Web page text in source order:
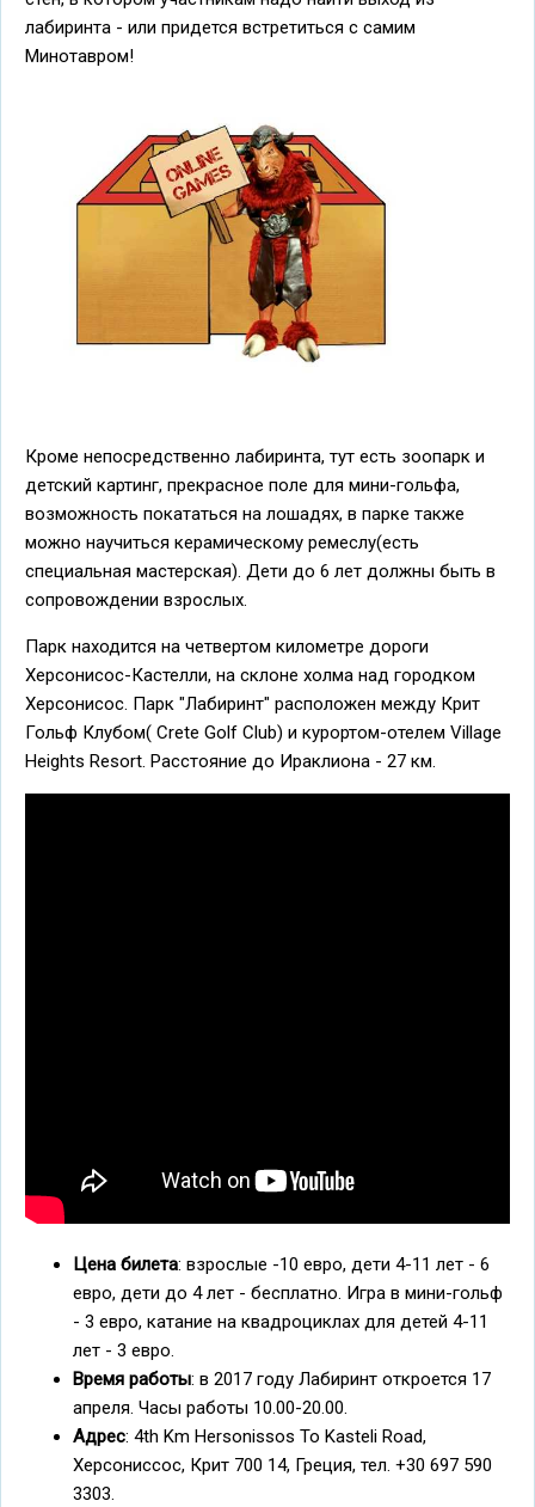
лабиринта - или придется встретиться с самим
Минотавром!
Кроме непосредственно лабиринта, тут есть зоопарк и
детский картинг, прекрасное поле для мини-гольфа,
возможность покататься на лошадях, в парке также
можно научиться керамическому ремеслу(есть
специальная мастерская). Дети до 6 лет должны быть в
сопровождении взрослых.
Парк находится на четвертом километре дороги
Херсонисос-Кастелли, на склоне холма над городком
Херсонисос. Парк "Лабиринт" расположен между Крит
Гольф Клубом( Crete Golf Club) и курортом-отелем Village
Heights Resort. Расстояние до Ираклиона - 27 км.
Цена билета: взрослые -10 евро, дети 4-11 лет - 6
евро, дети до 4 лет - бесплатно. Игра в мини-гольф
- 3 евро, катание на квадроциклах для детей 4-11
лет - 3 евро.
Время работы: в 2017 году Лабиринт откроется 17
апреля. Часы работы 10.00-20.00.
Адрес: 4th Km Hersonissos To Kasteli Road,
Херсониссос, Крит 700 14, Греция, тел. +30 697 590
3303.